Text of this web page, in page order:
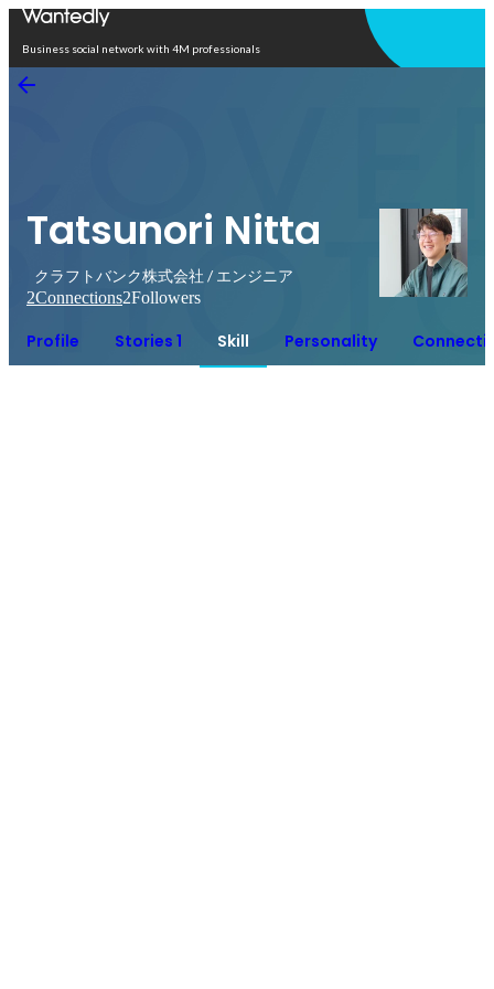
Business social network with 4M professionals
Tatsunori Nitta
クラフトバンク株式会社 / エンジニア
2Connections2Followers
Profile Stories 1 Skill Personality